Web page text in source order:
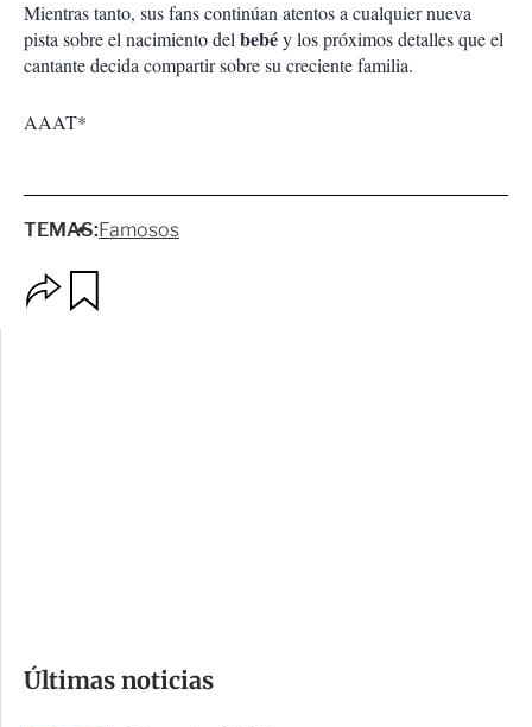
Mientras tanto, sus fans continúan atentos a cualquier nueva
pista sobre el nacimiento delbebéy los próximos detalles que el
cantante decida compartir sobre su creciente familia.
AAAT*
TEMAS:Famosos
m
Últimas noticias